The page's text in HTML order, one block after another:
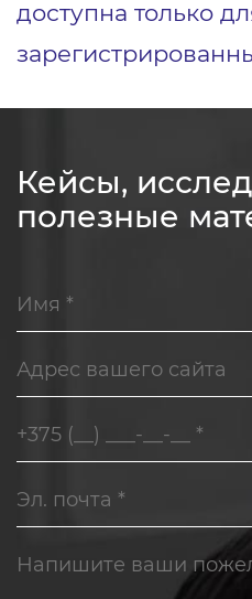
доступна только
Кейсы,
полезные